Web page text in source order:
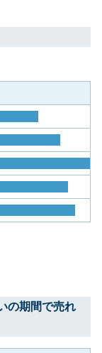
の期間で売れ